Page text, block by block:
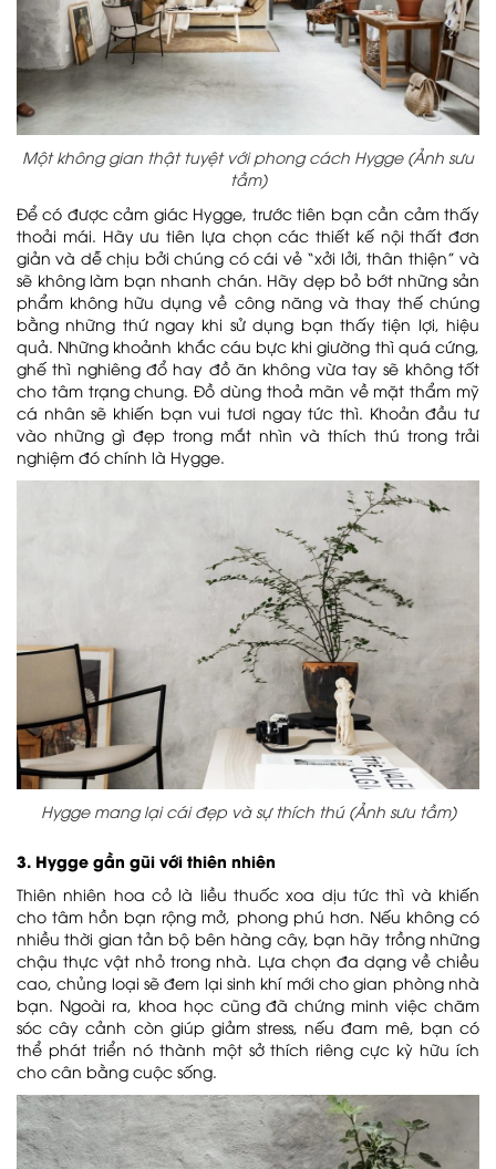
Một không gian thật tuyệt với phong cách Hygge (Ảnh sưu
tầm)
Để có được cảm giác Hygge, trước tiên bạn cần cảm thấy
thoải mái. Hãy ưu tiên lựa chọn các thiết kế nội thất đơn
giản và dễ chịu bởi chúng có cái vẻ “xởi lởi, thân thiện” và
sẽ không làm bạn nhanh chán. Hãy dẹp bỏ bớt những sản
phẩm không hữu dụng về công năng và thay thế chúng
bằng những thứ ngay khi sử dụng bạn thấy tiện lợi, hiệu
quả. Những khoảnh khắc cáu bực khi giường thì quá cứng,
ghế thì nghiêng đổ hay đồ ăn không vừa tay sẽ không tốt
cho tâm trạng chung. Đồ dùng thoả mãn về mặt thẩm mỹ
cá nhân sẽ khiến bạn vui tươi ngay tức thì. Khoản đầu tư
vào những gì đẹp trong mắt nhìn và thích thú trong trải
nghiệm đó chính là Hygge.
Hygge mang lại cái đẹp và sự thích thú (Ảnh sưu tầm)
3. Hygge gần gũi với thiên nhiên
Thiên nhiên hoa cỏ là liều thuốc xoa dịu tức thì và khiến
cho tâm hồn bạn rộng mở, phong phú hơn. Nếu không có
nhiều thời gian tản bộ bên hàng cây, bạn hãy trồng những
chậu thực vật nhỏ trong nhà. Lựa chọn đa dạng về chiều
cao, chủng loại sẽ đem lại sinh khí mới cho gian phòng nhà
bạn. Ngoài ra, khoa học cũng đã chứng minh việc chăm
sóc cây cảnh còn giúp giảm stress, nếu đam mê, bạn có
thể phát triển nó thành một sở thích riêng cực kỳ hữu ích
cho cân bằng cuộc sống.